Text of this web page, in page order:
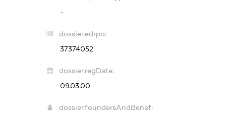
-
dossier.edrpo:
37374052
dossier.regDate:
09.03.00
dossier.foundersAndBenef: